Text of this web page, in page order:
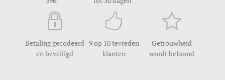
Betaling gecodeerd
en beveiligd
9 op 10 tevreden
klanten
Getrouwheid
wordt beloond